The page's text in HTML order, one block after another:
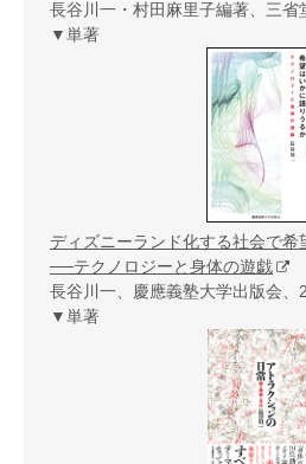
長谷川一・村田麻里子編著、三省
▼単著
ディズニーランド化する社会で希
──テクノロジーと身体の遊戯
長谷川一、慶應義塾大学出版会、
▼単著